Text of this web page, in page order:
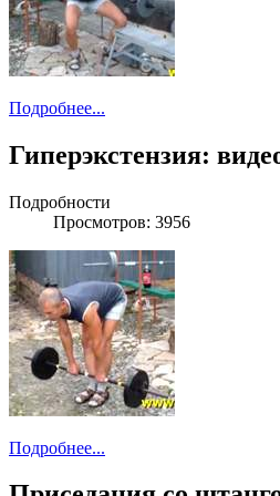
Подробнее...
Гиперэкстензия:
Подробности
Просмотров: 3956
Подробнее...